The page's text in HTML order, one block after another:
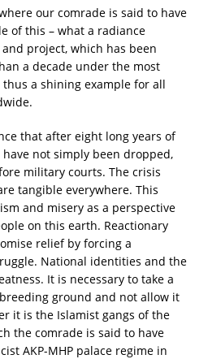
our comrade is said to have
of this – what a radiance
project, which has been
a decade under the most
a shining example for all
that after eight long years of
not simply been dropped,
military courts. The crisis
tangible everywhere. This
and misery as a perspective
on this earth. Reactionary
relief by forcing a
National identities and the
It is necessary to take a
ground and not allow it
it is the Islamist gangs of the
the comrade is said to have
AKP-MHP palace regime in